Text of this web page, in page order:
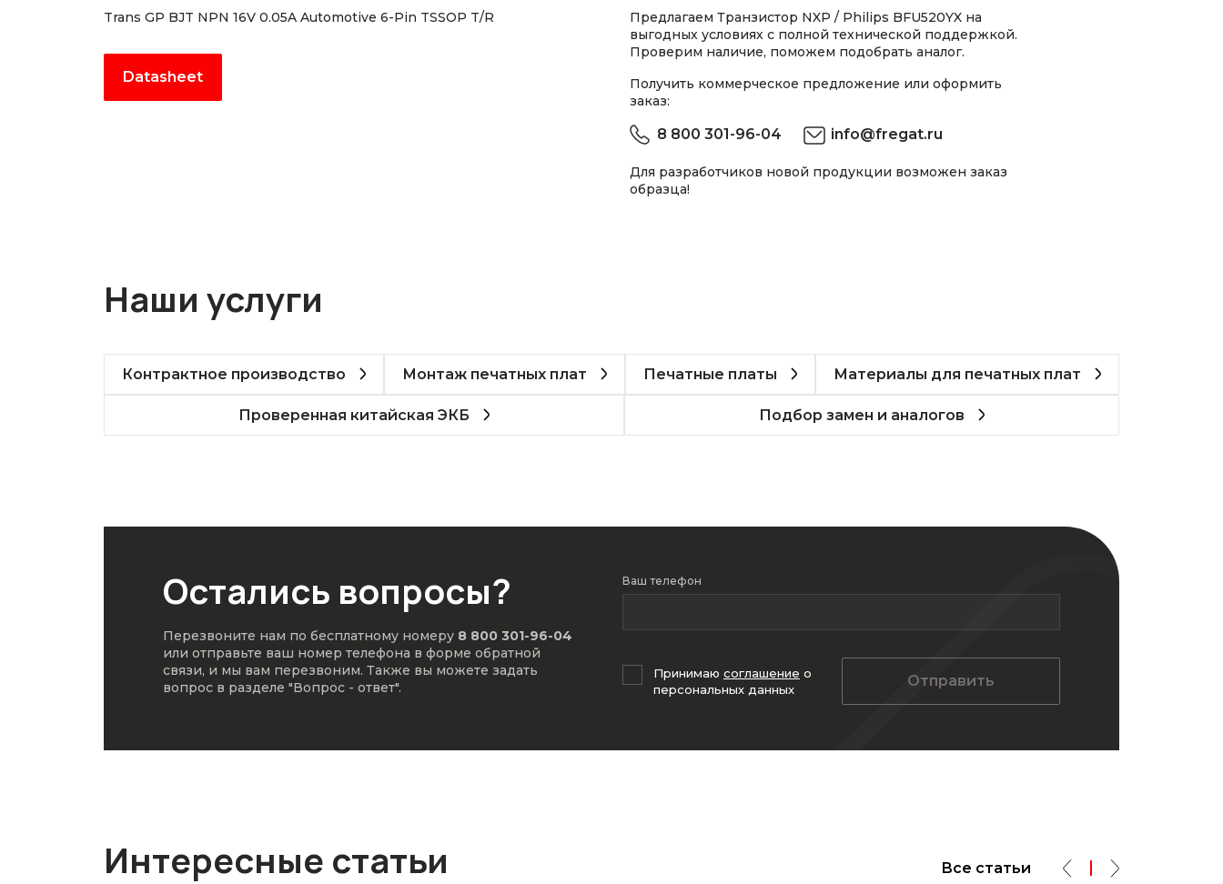
Trans GP BJT NPN 16V 0.05A Automotive 6-Pin TSSOP T/R
Datasheet
Предлагаем Транзистор NXP / Philips BFU520YX на
выгодных условиях с полной технической поддержкой.
Проверим наличие, поможем подобрать аналог.
Получить коммерческое предложение или оформить
заказ:
8 800 301-96-04 info@fregat.ru
Для разработчиков новой продукции возможен заказ
образца!
Наши услуги
Контрактное производство Монтаж печатных плат Печатные платы Материалы для печатных плат
Проверенная китайская ЭКБ Подбор замен и аналогов
Остались вопросы?
Перезвоните нам по бесплатному номеру 8 800 301-96-04
или отправьте ваш номер телефона в форме обратной
связи, и мы вам перезвоним. Также вы можете задать
вопрос в разделе "Вопрос - ответ".
Ваш телефон
Принимаю соглашение о
персональных данных
Отправить
Интересные статьи Все статьи